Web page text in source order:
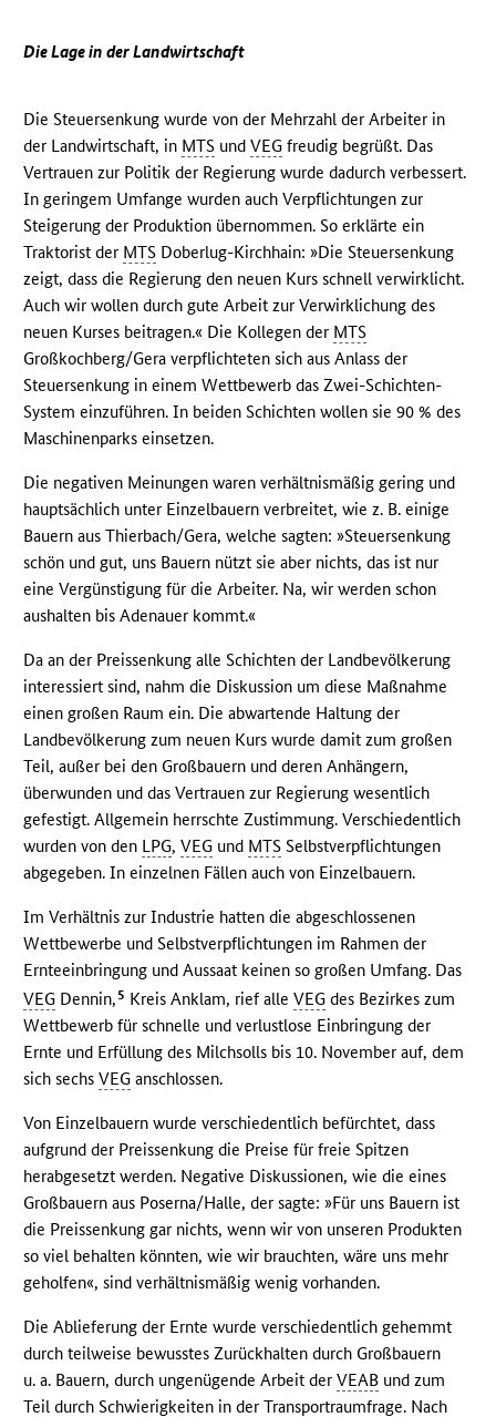
Die Lage in der Landwirtschaft
Die Steuersenkung wurde von der Mehrzahl der Arbeiter in
der Landwirtschaft, in MTS undVEG freudig begrüßt. Das
Vertrauen zur Politik der Regierung wurde dadurch verbessert.
In geringem Umfange wurden auch Verpflichtungen zur
Steigerung der Produktion übernommen. So erklärte ein
Traktorist der MTS Doberlug-Kirchhain: »Die Steuersenkung
zeigt, dass die Regierung den neuen Kurs schnell verwirklicht.
Auch wir wollen durch gute Arbeit zur Verwirklichung des
neuen Kurses beitragen.« Die Kollegen der MTS
Großkochberg/Gera verpflichteten sich aus Anlass der
Steuersenkung in einem Wettbewerb das Zwei-Schichten-
System einzuführen. In beiden Schichten wollen sie 90 % des
Maschinenparks einsetzen.
Die negativen Meinungen waren verhältnismäßig gering und
hauptsächlich unter Einzelbauern verbreitet, wie z. B. einige
Bauern aus Thierbach/Gera, welche sagten: »Steuersenkung
schön und gut, uns Bauern nützt sie aber nichts, das ist nur
eine Vergünstigung für die Arbeiter. Na, wir werden schon
aushalten bis Adenauer kommt.«
Da an der Preissenkung alle Schichten der Landbevölkerung
interessiert sind, nahm die Diskussion um diese Maßnahme
einen großen Raum ein. Die abwartende Haltung der
Landbevölkerung zum neuen Kurs wurde damit zum großen
Teil, außer bei den Großbauern und deren Anhängern,
überwunden und das Vertrauen zur Regierung wesentlich
gefestigt. Allgemein herrschte Zustimmung. Verschiedentlich
wurden von den LPG,VEG und MTS Selbstverpflichtungen
abgegeben. In einzelnen Fällen auch von Einzelbauern.
Im Verhältnis zur Industrie hatten die abgeschlossenen
Wettbewerbe und Selbstverpflichtungen im Rahmen der
Ernteeinbringung und Aussaat keinen so großen Umfang. Das
VEG Dennin, 5 Kreis Anklam, rief alleVEG des Bezirkes zum
Wettbewerb für schnelle und verlustlose Einbringung der
Ernte und Erfüllung des Milchsolls bis 10. November auf, dem
sich sechsVEG anschlossen.
Von Einzelbauern wurde verschiedentlich befürchtet, dass
aufgrund der Preissenkung die Preise für freie Spitzen
herabgesetzt werden. Negative Diskussionen, wie die eines
Großbauern aus Poserna/Halle, der sagte: »Für uns Bauern ist
die Preissenkung gar nichts, wenn wir von unseren Produkten
so viel behalten könnten, wie wir brauchten, wäre uns mehr
geholfen«, sind verhältnismäßig wenig vorhanden.
Die Ablieferung der Ernte wurde verschiedentlich gehemmt
durch teilweise bewusstes Zurückhalten durch Großbauern
u. a. Bauern, durch ungenügende Arbeit derVEAB und zum
Teil durch Schwierigkeiten in der Transportraumfrage. Nach